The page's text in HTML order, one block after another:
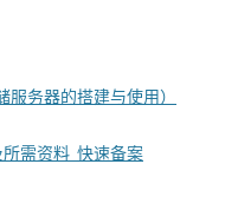
务器的搭建与使用）
需资料_快速备案